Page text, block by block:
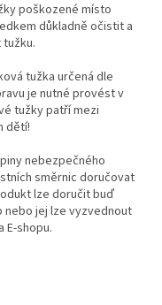
poškozené místo
důkladně očistit a
tužka určená dle
je nutné provést v
tužky patří mezi
dětí!
nebezpečného
směrnic doručovat
lze doručit buď
jej lze vyzvednout
E-shopu.